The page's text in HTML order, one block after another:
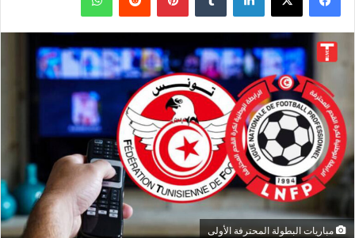
مباريات البطولة المحترفة الأولى